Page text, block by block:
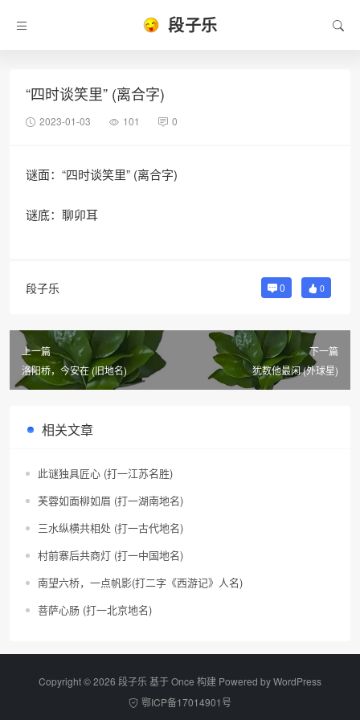
段子乐
“四时谈笑里” (离合字)
2023-01-03 101 0
谜面：“四时谈笑里” (离合字)
谜底：聊卯耳
段子乐 0 0
上一篇
洛阳桥，今安在 (旧地名)
下一篇
犹数他最闲 (外球星)
相关文章
此谜独具匠心 (打一江苏名胜)
芙蓉如面柳如眉 (打一湖南地名)
三水纵横共相处 (打一古代地名)
村前寨后共商灯 (打一中国地名)
南望六桥，一点帆影(打二字《西游记》人名)
菩萨心肠 (打一北京地名)
Copyright © 2026 段子乐 基于 Once 构建 Powered byWordPress
鄂ICP备17014901号